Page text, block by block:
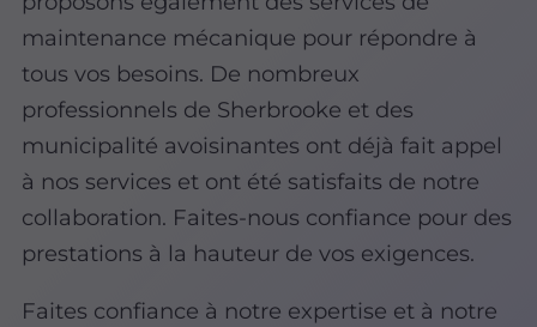
maintenance mécanique pour répondre à
tous vos besoins. De nombreux
professionnels de Sherbrooke et des
municipalité avoisinantes ont déjà fait appel
à nos services et ont été satisfaits de notre
collaboration. Faites-nous confiance pour des
prestations à la hauteur de vos exigences.
Faites confiance à notre expertise et à notre